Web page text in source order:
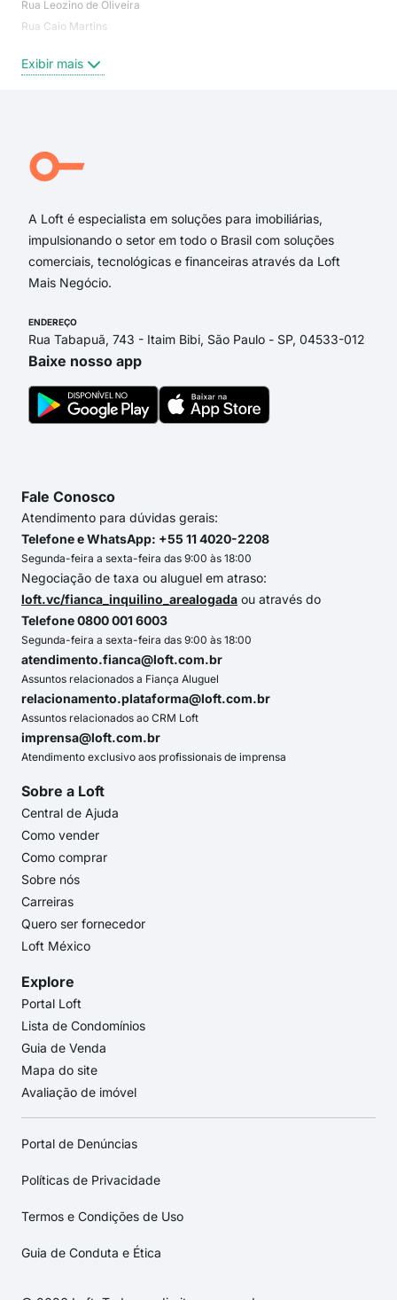
Rua Leozino de Oliveira
Rua Caio Martins
Rua Olhos D'Água
Rua Jovelino Ferreira Diniz
Rua Maria Augusta Penido
Exibir mais
A Loft é especialista em soluções para imobiliárias,
impulsionando o setor em todo o Brasil com soluções
comerciais, tecnológicas e financeiras através da Loft
Mais Negócio.
ENDEREÇO
Rua Tabapuã, 743 - Itaim Bibi, São Paulo - SP, 04533-012
Baixe nosso app
Fale Conosco
Atendimento para dúvidas gerais:
Telefone e WhatsApp: +55 11 4020-2208
Segunda-feira a sexta-feira das 9:00 às 18:00
Negociação de taxa ou aluguel em atraso:
loft.vc/fianca_inquilino_arealogada ou através do
Telefone 0800 001 6003
Segunda-feira a sexta-feira das 9:00 às 18:00
atendimento.fianca@loft.com.br
Assuntos relacionados a Fiança Aluguel
relacionamento.plataforma@loft.com.br
Assuntos relacionados ao CRM Loft
imprensa@loft.com.br
Atendimento exclusivo aos profissionais de imprensa
Sobre a Loft
Central de Ajuda
Como vender
Como comprar
Sobre nós
Carreiras
Quero ser fornecedor
Loft México
Explore
Portal Loft
Lista de Condomínios
Guia de Venda
Mapa do site
Avaliação de imóvel
Portal de Denúncias
Políticas de Privacidade
Termos e Condições de Uso
Guia de Conduta e Ética